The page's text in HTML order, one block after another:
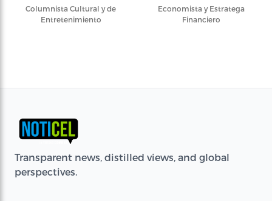
Columnista Cultural y de
Entretenimiento
Economista y Estratega
Financiero
Transparent news, distilled views, and global
perspectives.